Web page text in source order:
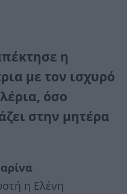
η
με τον ισχυρό
όσο
στην μητέρα
η Ελένη